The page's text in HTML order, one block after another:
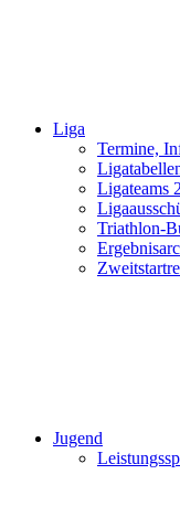
Liga
Termine,
Ligateams
Triathlon-
Jugend